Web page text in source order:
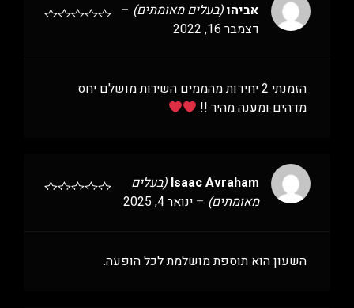
אביהו(בעלים מאומתים) –
דצמבר 16, 2022
הזמנתי 2 יחידות מהממים השירות מושלם יחס
מדהים ומענה מהיר !!
Isaac Avraham (בעלים
מאומתים) – ינואר 4, 2025
השעון הוא תוספת מושלמת לכל הופעה.